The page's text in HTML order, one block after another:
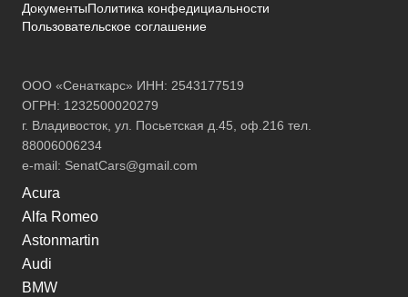
ДокументыПолитика конфедициальности
Пользовательское соглашение
ООО «Сенаткарс» ИНН: 2543177519
ОГРН: 1232500020279
г. Владивосток, ул. Посьетская д.45, оф.216 тел.
88006006234
e-mail: SenatCars@gmail.com
Acura
Alfa Romeo
Astonmartin
Audi
BMW